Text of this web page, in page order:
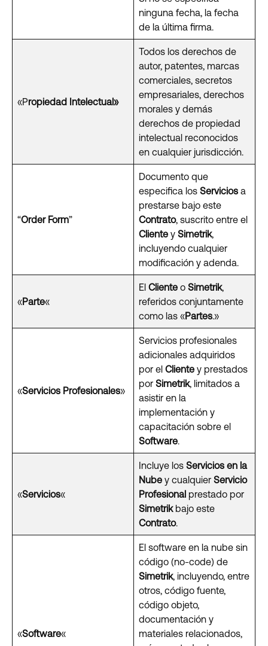
ninguna fecha, la fecha
de la última firma.
«Propiedad Intelectual»
Todos los derechos de
autor, patentes, marcas
comerciales, secretos
empresariales, derechos
morales y demás
derechos de propiedad
intelectual reconocidos
en cualquier jurisdicción.
“Order Form”
Documento que
especifica los Servicios a
prestarse bajo este
Contrato, suscrito entre el
Cliente y Simetrik,
incluyendo cualquier
modificación y adenda.
«Parte«
El Cliente o Simetrik,
referidos conjuntamente
como las «Partes.»
«Servicios Profesionales»
Servicios profesionales
adicionales adquiridos
por el Cliente y prestados
por Simetrik, limitados a
asistir en la
implementación y
capacitación sobre el
Software.
«Servicios«
Incluye los Servicios en la
Nube y cualquier Servicio
Profesional prestado por
Simetrikbajo este
Contrato.
«Software«
El software en la nube sin
código (no-code) de
Simetrik, incluyendo, entre
otros, código fuente,
código objeto,
documentación y
materiales relacionados,